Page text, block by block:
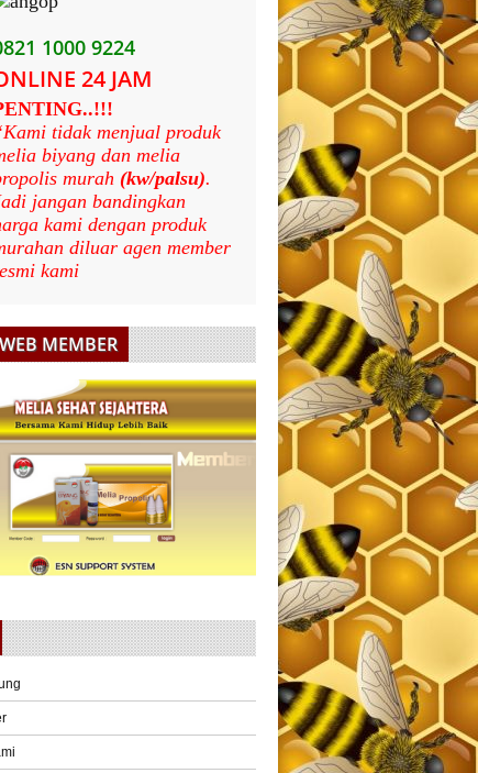
1000 9224
24 JAM
tidak menjual produk
biyang dan melia
murah (kw/palsu).
jangan bandingkan
kami dengan produk
diluar agen member
kami
MEMBER